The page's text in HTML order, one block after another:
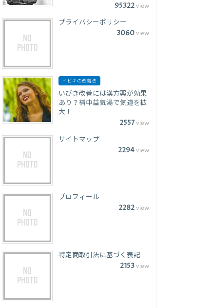
95322view
プライバシーポリシー
3060view
イビキの改善法
いびき改善には漢方薬が効果
あり？補中益気湯で気道を拡
大！
2557view
サイトマップ
2294view
プロフィール
2282view
特定商取引法に基づく表記
2153view